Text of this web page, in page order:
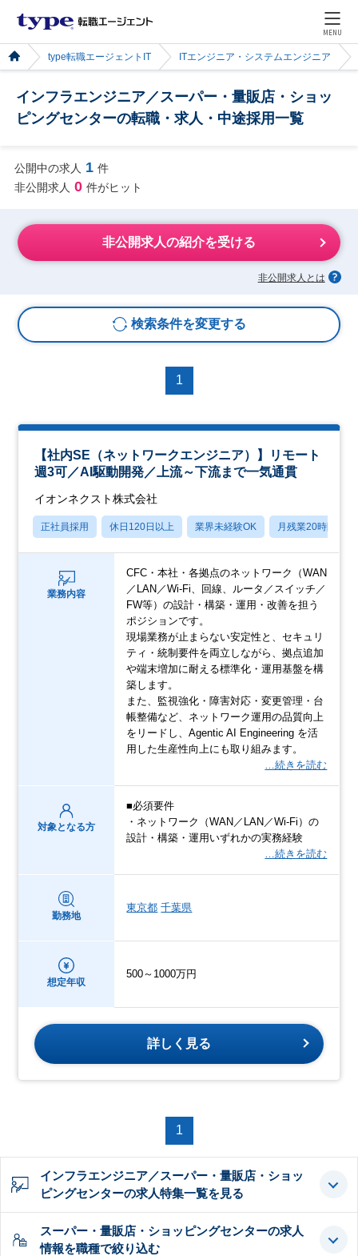
MENU
type転職エージェントIT ITエンジニア・システムエンジニア
インフラエンジニア／スーパー・量販店・ショッ
ピングセンターの転職・求人・中途採用一覧
公開中の求人 1 件
非公開求人 0 件がヒット
非公開求人の紹介を受ける
非公開求人とは
検索条件を変更する
1
【社内SE（ネットワークエンジニア）】リモート
週3可／AI駆動開発／上流～下流まで一気通貫
イオンネクスト株式会社
正社員採用 休日120日以上 業界未経験OK 月残業20時間以内
業務内容
CFC・本社・各拠点のネットワーク（WAN
／LAN／Wi-Fi、回線、ルータ／スイッチ／
FW等）の設計・構築・運用・改善を担う
ポジションです。
現場業務が止まらない安定性と、セキュリ
ティ・統制要件を両立しながら、拠点追加
や端末増加に耐える標準化・運用基盤を構
築します。
また、監視強化・障害対応・変更管理・台
帳整備など、ネットワーク運用の品質向上
をリードし、Agentic AI Engineering を活
用した生産性向上にも取り組みます。
…続きを読む
対象となる方
■必須要件
・ネットワーク（WAN／LAN／Wi-Fi）の
設計・構築・運用いずれかの実務経験
…続きを読む
勤務地
東京都 千葉県
想定年収
500～1000万円
詳しく見る
1
インフラエンジニア／スーパー・量販店・ショッ
ピングセンターの求人特集一覧を見る
スーパー・量販店・ショッピングセンターの求人
情報を職種で絞り込む